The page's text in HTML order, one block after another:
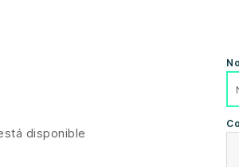
disponible